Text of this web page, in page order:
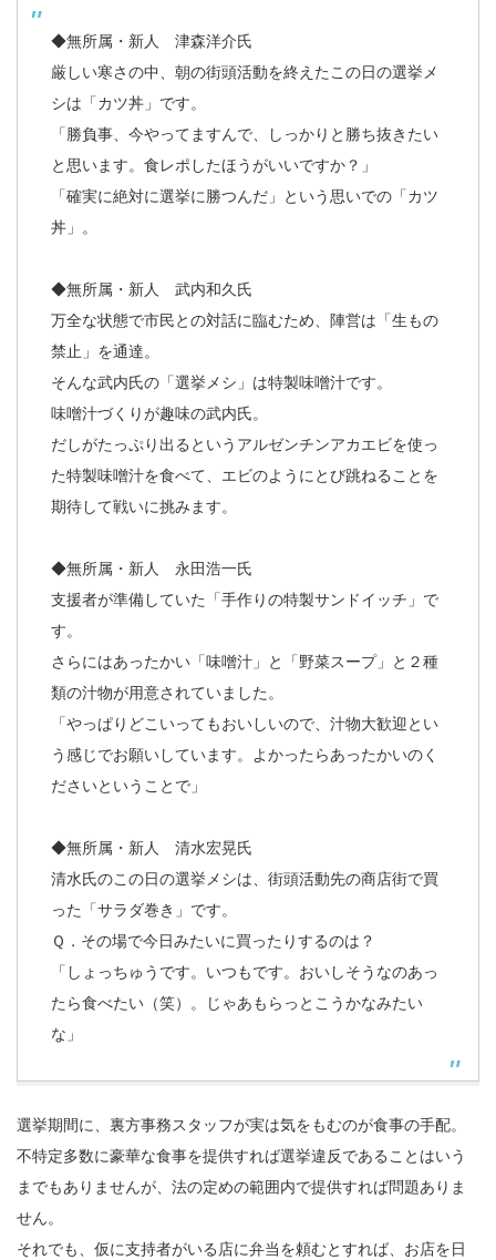
◆無所属・新人 津森洋介氏
厳しい寒さの中、朝の街頭活動を終えたこの日の選挙メ
シは「カツ丼」です。
「勝負事、今やってますんで、しっかりと勝ち抜きたい
と思います。食レポしたほうがいいですか？」
「確実に絶対に選挙に勝つんだ」という思いでの「カツ
丼」。
◆無所属・新人 武内和久氏
万全な状態で市民との対話に臨むため、陣営は「生もの
禁止」を通達。
そんな武内氏の「選挙メシ」は特製味噌汁です。
味噌汁づくりが趣味の武内氏。
だしがたっぷり出るというアルゼンチンアカエビを使っ
た特製味噌汁を食べて、エビのようにとび跳ねることを
期待して戦いに挑みます。
◆無所属・新人 永田浩一氏
支援者が準備していた「手作りの特製サンドイッチ」で
す。
さらにはあったかい「味噌汁」と「野菜スープ」と２種
類の汁物が用意されていました。
「やっぱりどこいってもおいしいので、汁物大歓迎とい
う感じでお願いしています。よかったらあったかいのく
ださいということで」
◆無所属・新人 清水宏晃氏
清水氏のこの日の選挙メシは、街頭活動先の商店街で買
った「サラダ巻き」です。
Ｑ．その場で今日みたいに買ったりするのは？
「しょっちゅうです。いつもです。おいしそうなのあっ
たら食べたい（笑）。じゃあもらっとこうかなみたい
な」
選挙期間に、裏方事務スタッフが実は気をもむのが食事の手配。
不特定多数に豪華な食事を提供すれば選挙違反であることはいう
までもありませんが、法の定めの範囲内で提供すれば問題ありま
せん。
それでも、仮に支持者がいる店に弁当を頼むとすれば、お店を日